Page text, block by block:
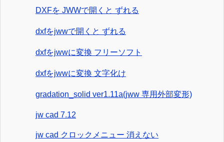
DXFを JWWで開くと ずれる
dxfをjwwで開くと ずれる
dxfをjwwに変換 フリーソフト
dxfをjwwに変換 文字化け
gradation_solid ver1.11a(jww 専用外部変形)
jw cad 7.12
jw cad クロックメニュー 消えない